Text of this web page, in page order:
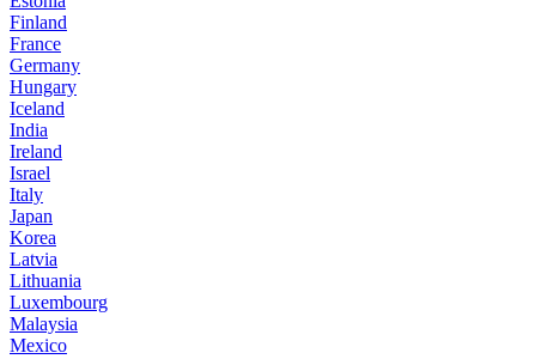
Finland
France
Germany
Hungary
Iceland
India
Ireland
Israel
Italy
Japan
Korea
Latvia
Lithuania
Luxembourg
Malaysia
Mexico